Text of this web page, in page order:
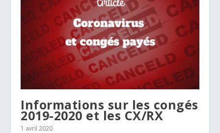
Informations sur les congés
2019-2020 et les CX/RX
1 avril 2020